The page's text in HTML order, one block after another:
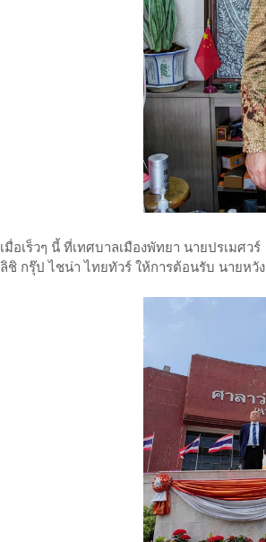
เมื่อเร็วๆ นี้ ที่เทศบาลเมืองพัทยา นายปรเมศ
ลิชิ กรุ๊ป ไชน่า ไทยทัวร์ ให้การต้อนรับ นายหวั